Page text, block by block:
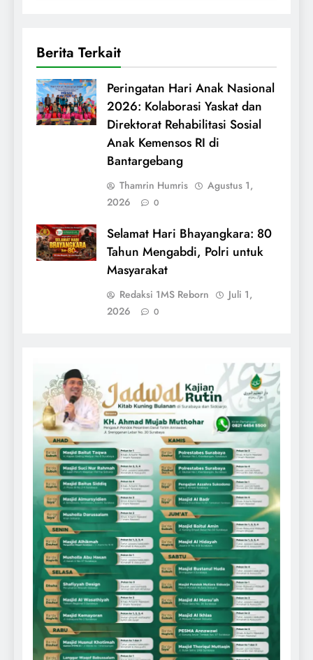
Berita Terkait
Peringatan Hari Anak Nasional
2026: Kolaborasi Yaskat dan
Direktorat Rehabilitasi Sosial
Anak Kemensos RI di
Bantargebang
Thamrin Humris
Agustus 1,
2026
0
Selamat Hari Bhayangkara: 80
Tahun Mengabdi, Polri untuk
Masyarakat
Redaksi 1MS Reborn
Juli 1,
2026
0